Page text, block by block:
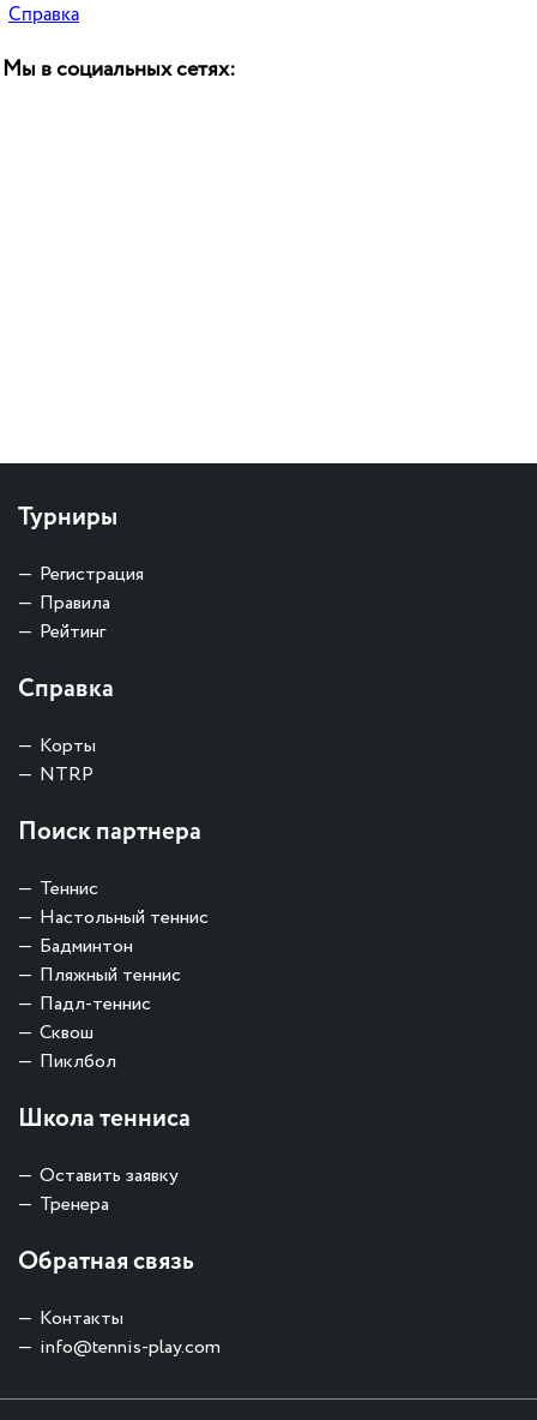
Справка
Мы в социальных сетях:
Турниры
Регистрация
Правила
Рейтинг
Справка
Корты
NTRP
Поиск партнера
Теннис
Настольный теннис
Бадминтон
Пляжный теннис
Падл-теннис
Сквош
Пиклбол
Школа тенниса
Оставить заявку
Тренера
Обратная связь
Контакты
info@tennis-play.com